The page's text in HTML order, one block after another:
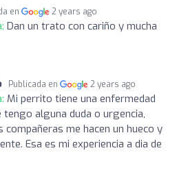
en 2 years ago
Dan un trato con cariño y mucha
Publicada en 2 years ago
Mi perrito tiene una enfermedad
tengo alguna duda o urgencia,
me hacen un hueco y
Esa es mi experiencia a dia de